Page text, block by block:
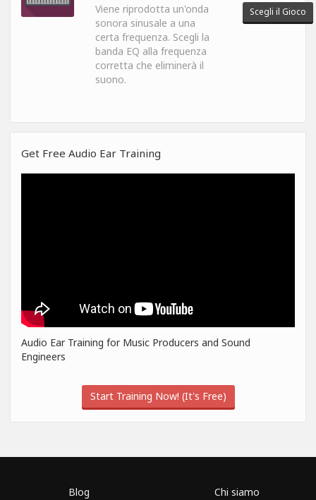
Viene riprodotta un'onda
sonora sinusale a una
certa frequenza. Scegli la
banda EQ alla frequenza
corretta che eliminerà il
suono.
Scegli il Gioco
Get Free Audio Ear Training
Audio Ear Training for Music Producers and Sound
Engineers
Start Training Now! (It's Free)
Blog Chi siamo